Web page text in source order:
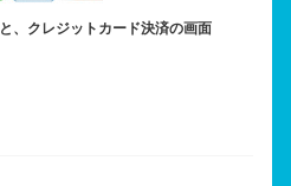
、クレジットカード決済の画面